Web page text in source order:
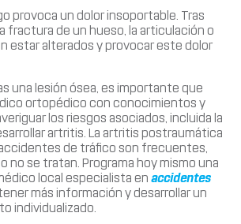
provoca un dolor insoportable. Tras
fractura de un hueso, la articulación o
estar alterados y provocar este dolor
una lesión ósea, es importante que
ortopédico con conocimientos y
los riesgos asociados, incluida la
artritis. La artritis postraumática
de tráfico son frecuentes,
no se tratan. Programa hoy mismo una
local especialista en accidentes
más información y desarrollar un
individualizado.